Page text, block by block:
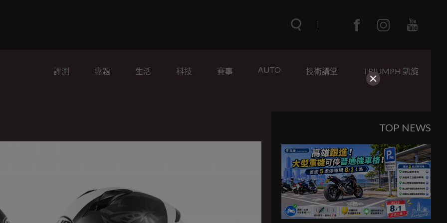
評測 專題 生活 科技 賽事 AUTO 技術講堂 TRIUMPH 凱旋
TOP NEWS